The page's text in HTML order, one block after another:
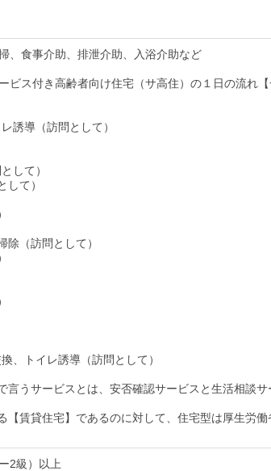
、食事介助、排泄介助、入浴介助など
ビス付き高齢者向け住宅（サ高住）の１日の流れ
誘導（訪問として）
して）
して）
（訪問として）
、トイレ誘導（訪問として）
言うサービスとは、安否確認サービスと生活相談サ
【賃貸住宅】であるのに対して、住宅型は厚生労働
2級）以上